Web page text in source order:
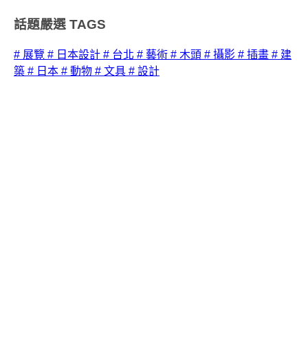
話題嚴選 TAGS
# 展覽 # 日本設計 # 台北 # 藝術 # 木頭 # 攝影 # 插畫 # 建
築 # 日本 # 動物 # 文具 # 設計